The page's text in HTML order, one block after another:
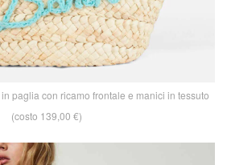
paglia con ricamo frontale e manici in tessuto
(costo 139,00 €)